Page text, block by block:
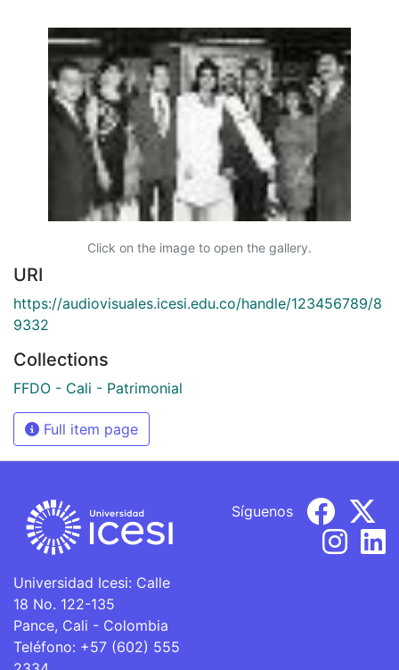
Click on the image to open the gallery.
URI
https://audiovisuales.icesi.edu.co/handle/123456789/8
9332
Collections
FFDO - Cali - Patrimonial
Full item page
Universidad Icesi: Calle
18 No. 122-135
Pance, Cali - Colombia
Teléfono: +57 (602) 555
Síguenos